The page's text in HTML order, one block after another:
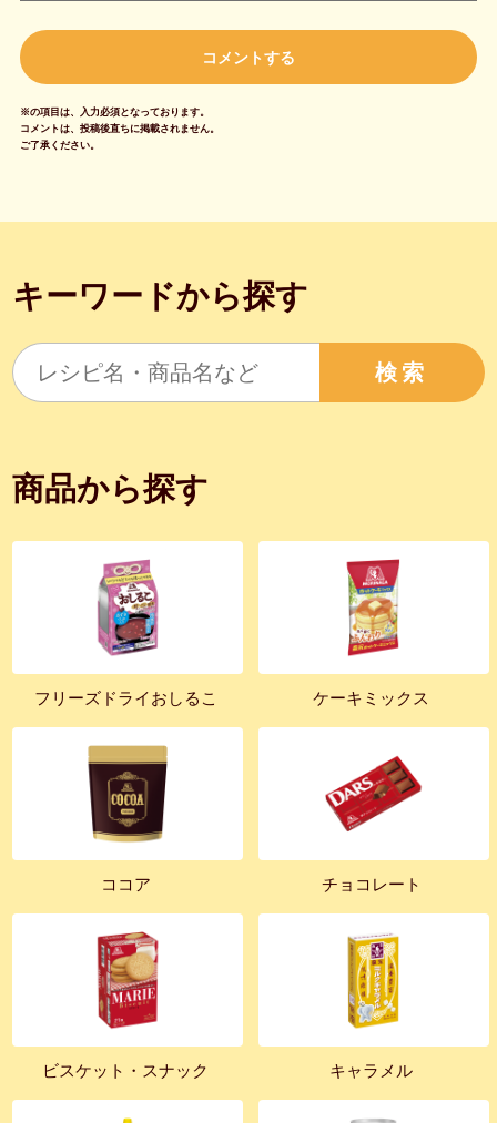
※の項目は、入力必須となっております。
コメントは、投稿後直ちに掲載されません。
ご了承ください。
キーワードから探す
検索
商品から探す
フリーズドライおしるこ ケーキミックス
ココア チョコレート
ビスケット・スナック キャラメル